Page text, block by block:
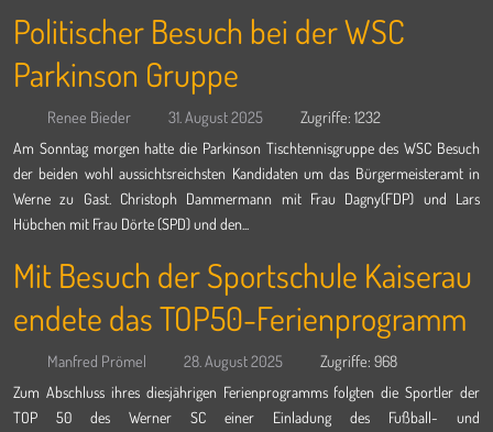
Politischer Besuch bei der WSC
Parkinson Gruppe
Renee Bieder 31. August 2025 Zugriffe: 1232
Am Sonntag morgen hatte die Parkinson Tischtennisgruppe des WSC Besuch
der beiden wohl aussichtsreichsten Kandidaten um das Bürgermeisteramt in
Werne zu Gast. Christoph Dammermann mit Frau Dagny(FDP) und Lars
Hübchen mit Frau Dörte (SPD) und den...
Mit Besuch der Sportschule Kaiserau
endete das TOP50-Ferienprogramm
Manfred Prömel 28. August 2025 Zugriffe: 968
Zum Abschluss ihres diesjährigen Ferienprogramms folgten die Sportler der
TOP 50 des Werner SC einer Einladung des Fußball- und